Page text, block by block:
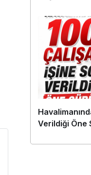
Verildiği Öne